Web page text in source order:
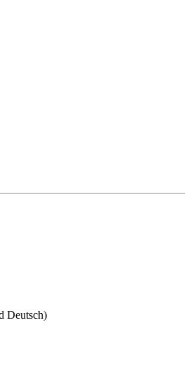
Deutsch)